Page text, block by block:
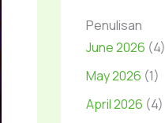
Penulisan
June 2026 (4)
May 2026 (1)
April 2026 (4)